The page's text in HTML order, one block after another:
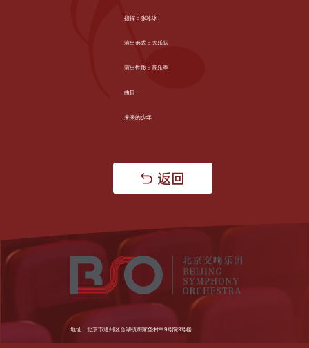
指挥：张冰冰
演出形式：大乐队
演出性质：音乐季
曲目：
未来的少年
地址：北京市通州区台湖镇胡家垈村甲9号院3号楼